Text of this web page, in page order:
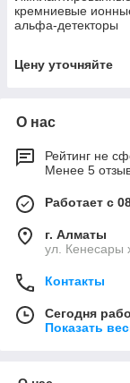
кремниевые
альфа-детекторы
Цену уточняйте
О нас
Рейтинг не
Менее 5
Работает с
г. Алматы
ул. Кенесары
Контакты
Сегодня
Показать